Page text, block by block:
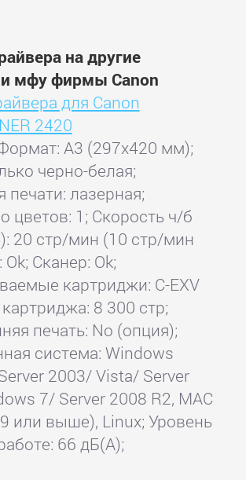
на другие
мфу фирмы Canon
для Canon
2420
A3 (297x420 мм);
черно-белая;
печати: лазерная;
цветов: 1; Скорость ч/б
20 стр/мин (10 стр/мин
Сканер: Ok;
картриджи: C-EXV
8 300 стр;
печать: No (опция);
система: Windows
2003/ Vista/ Server
7/ Server 2008 R2, MAC
или выше), Linux; Уровень
66 дБ(А);